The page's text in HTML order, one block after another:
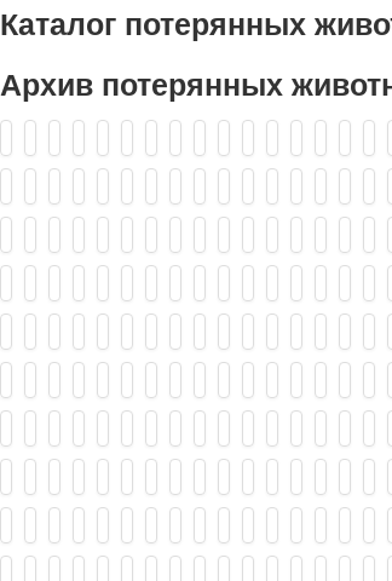
Каталог потерянных
Архив потерянных